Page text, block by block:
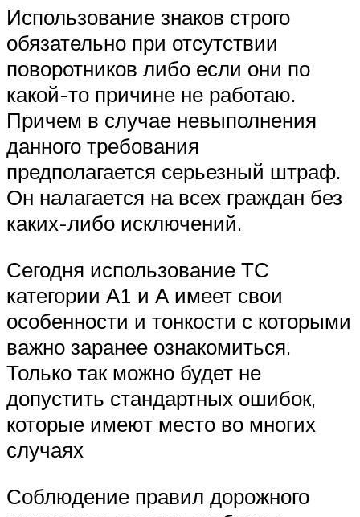
Использование знаков строго
обязательно при отсутствии
поворотников либо если они по
какой-то причине не работаю.
Причем в случае невыполнения
данного требования
предполагается серьезный штраф.
Он налагается на всех граждан без
каких-либо исключений.
Сегодня использование ТС
категории А1 и А имеет свои
особенности и тонкости с которыми
важно заранее ознакомиться.
Только так можно будет не
допустить стандартных ошибок,
которые имеют место во многих
случаях
Соблюдение правил дорожного